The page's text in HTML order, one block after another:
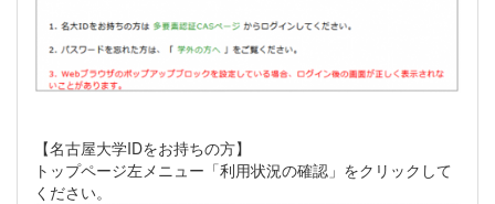
【名古屋大学IDをお持ちの方】
トップページ左メニュー「利用状況の確認」をクリックして
ください。